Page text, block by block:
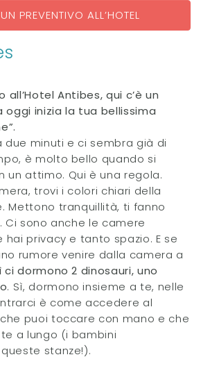
PREVENTIVO ALL’HOTEL
all’Hotel Antibes, qui c’è un
inizia la tua bellissima
due minuti e ci sembra già di
è molto bello quando si
un attimo. Qui è una regola.
trovi i colori chiari della
Mettono tranquillità, ti fanno
Ci sono anche le camere
hai privacy e tanto spazio. E se
rumore venire dalla camera a
ci dormono 2 dinosauri, uno
. Sì, dormono insieme a te, nelle
è come accedere al
puoi toccare con mano e che
a lungo (i bambini
stanze!).